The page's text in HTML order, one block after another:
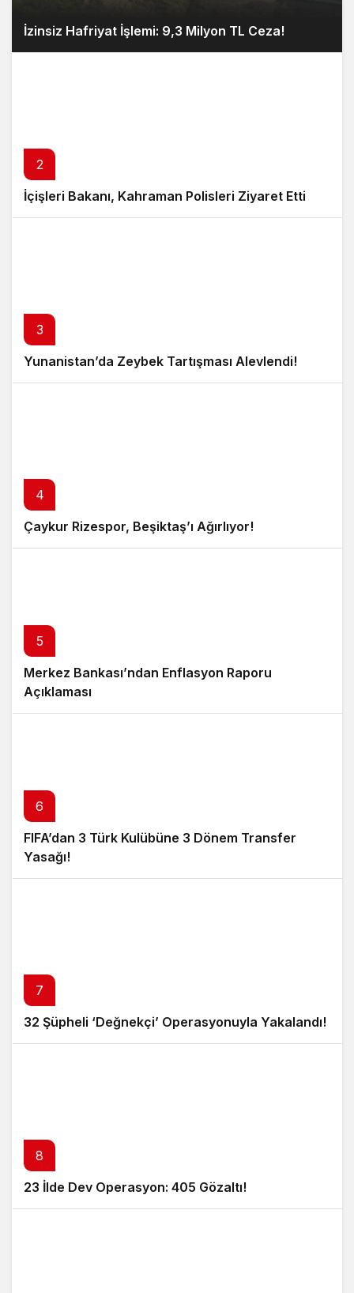
İzinsiz Hafriyat İşlemi: 9,3 Milyon TL Ceza!
2
İçişleri Bakanı, Kahraman Polisleri Ziyaret Etti
3
Yunanistan’da Zeybek Tartışması Alevlendi!
4
Çaykur Rizespor, Beşiktaş’ı Ağırlıyor!
5
Merkez Bankası’ndan Enflasyon Raporu
Açıklaması
6
FIFA’dan 3 Türk Kulübüne 3 Dönem Transfer
Yasağı!
7
32 Şüpheli ‘Değnekçi’ Operasyonuyla Yakalandı!
8
23 İlde Dev Operasyon: 405 Gözaltı!